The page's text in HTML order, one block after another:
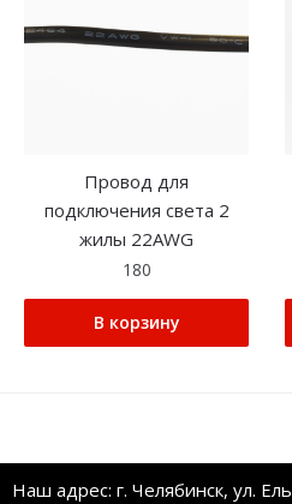
Провод для
подключения света 2
жилы 22AWG
180
В корзину
Наш адрес: г. Челябинск, ул.